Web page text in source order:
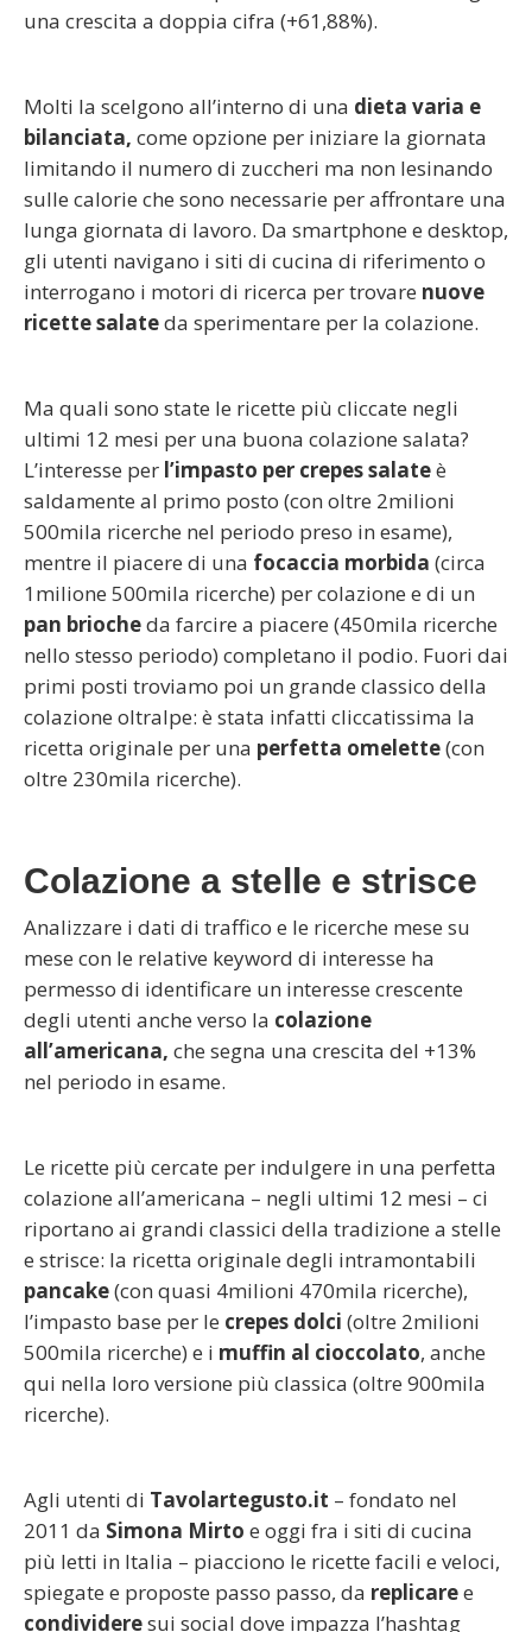
una crescita a doppia cifra (+61,88%).
Molti la scelgono all’interno di una dieta varia e
bilanciata, come opzione per iniziare la giornata
limitando il numero di zuccheri ma non lesinando
sulle calorie che sono necessarie per affrontare una
lunga giornata di lavoro. Da smartphone e desktop,
gli utenti navigano i siti di cucina di riferimento o
interrogano i motori di ricerca per trovare nuove
ricette salateda sperimentare per la colazione.
Ma quali sono state le ricette più cliccate negli
ultimi 12 mesi per una buona colazione salata?
L’interesse per l’impasto per crepes salateè
saldamente al primo posto (con oltre 2milioni
500mila ricerche nel periodo preso in esame),
mentre il piacere di una focaccia morbida (circa
1milione 500mila ricerche) per colazione e di un
pan briocheda farcire a piacere (450mila ricerche
nello stesso periodo) completano il podio. Fuori dai
primi posti troviamo poi un grande classico della
colazione oltralpe: è stata infatti cliccatissima la
ricetta originale per una perfetta omelette(con
oltre 230mila ricerche).
Colazione a stelle e strisce
Analizzare i dati di traffico e le ricerche mese su
mese con le relative keyword di interesse ha
permesso di identificare un interesse crescente
degli utenti anche verso la colazione
all’americana, che segna una crescita del +13%
nel periodo in esame.
Le ricette più cercate per indulgere in una perfetta
colazione all’americana – negli ultimi 12 mesi – ci
riportano ai grandi classici della tradizione a stelle
e strisce: la ricetta originale degli intramontabili
pancake(con quasi 4milioni 470mila ricerche),
l’impasto base per le crepes dolci (oltre 2milioni
500mila ricerche) e i muffin al cioccolato, anche
qui nella loro versione più classica (oltre 900mila
ricerche).
Agli utenti di Tavolartegusto.it – fondato nel
2011 da Simona Mirto e oggi fra i siti di cucina
più letti in Italia – piacciono le ricette facili e veloci,
spiegate e proposte passo passo, da replicaree
condivideresui social dove impazza l’hashtag